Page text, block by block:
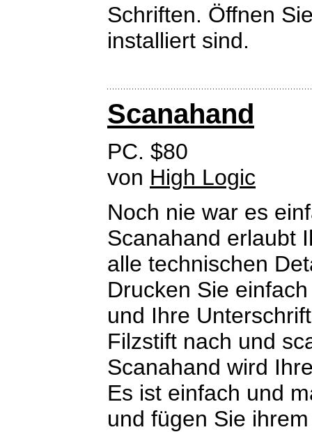
Schriften. Öffnen
installiert sind.
Scanahand
PC. $80
von High Logic
Noch nie war es
Scanahand erlaubt
alle technischen
Drucken Sie
und Ihre
Filzstift nach und
Scanahand wird
Es ist einfach und
und fügen Sie